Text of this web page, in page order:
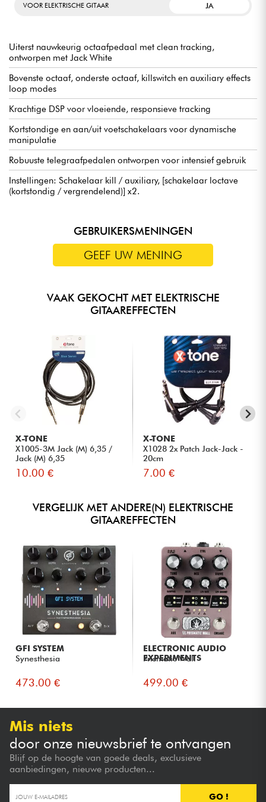
VOOR ELEKTRISCHE GITAAR JA
Uiterst nauwkeurig octaafpedaal met clean tracking,
ontworpen met Jack White
Bovenste octaaf, onderste octaaf, killswitch en auxiliary effects
loop modes
Krachtige DSP voor vloeiende, responsieve tracking
Kortstondige en aan/uit voetschakelaars voor dynamische
manipulatie
Robuuste telegraafpedalen ontworpen voor intensief gebruik
Instellingen: Schakelaar kill / auxiliary, [schakelaar loctave
(kortstondig / vergrendelend)] x2.
GEBRUIKERSMENINGEN
GEEF UW MENING
VAAK GEKOCHT MET ELEKTRISCHE
GITAAREFFECTEN
X-TONE
X1005-3M Jack (M) 6,35 /
Jack (M) 6,35
10.00 €
X-TONE
X1028 2x Patch Jack-Jack -
20cm
7.00 €
VERGELIJK MET ANDERE(N) ELEKTRISCHE
GITAAREFFECTEN
GFI SYSTEM
Synesthesia
473.00 €
ELECTRONIC AUDIO
EXPERIMENTS
Prismatic Wall
499.00 €
Mis niets
door onze nieuwsbrief te ontvangen
Blijf op de hoogte van goede deals, exclusieve
aanbiedingen, nieuwe producten...
GO !